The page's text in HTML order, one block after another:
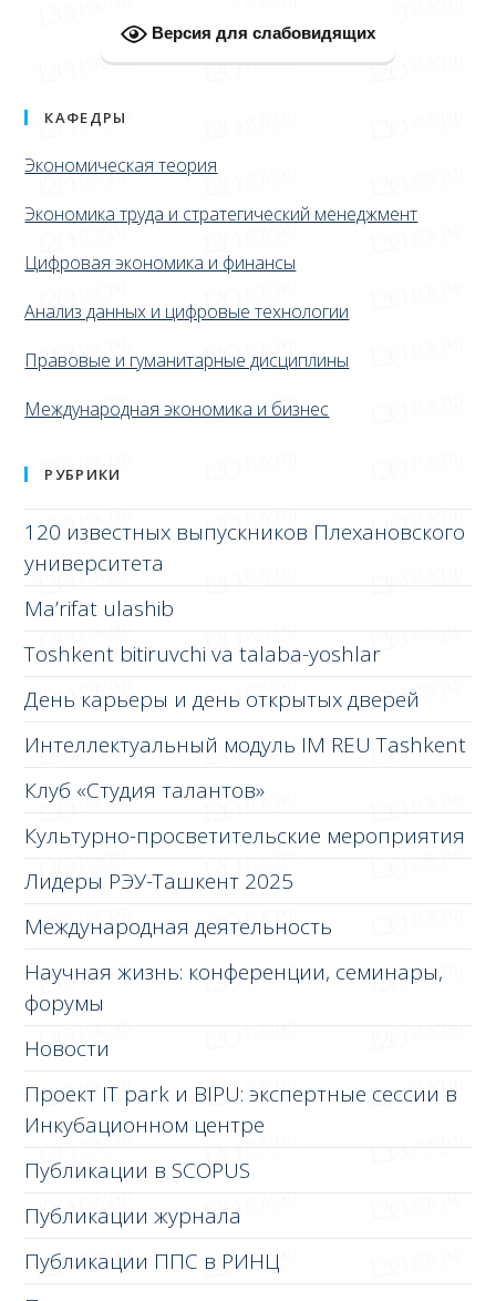
Версия для слабовидящих
КАФЕДРЫ
Экономическая теория
Экономика труда и стратегический менеджмент
Цифровая экономика и финансы
Анализ данных и цифровые технологии
Правовые и гуманитарные дисциплины
Международная экономика и бизнес
РУБРИКИ
120 известных выпускников Плехановского
университета
Ma’rifat ulashib
Toshkent bitiruvchi va talaba-yoshlar
День карьеры и день открытых дверей
Интеллектуальный модуль IM REU Tashkent
Клуб «Студия талантов»
Культурно-просветительские мероприятия
Лидеры РЭУ-Ташкент 2025
Международная деятельность
Научная жизнь: конференции, семинары,
форумы
Новости
Проект IT park и BIPU: экспертные сессии в
Инкубационном центре
Публикации в SCOPUS
Публикации журнала
Публикации ППС в РИНЦ